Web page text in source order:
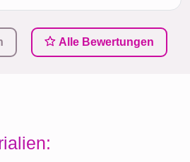
Alle Bewertungen